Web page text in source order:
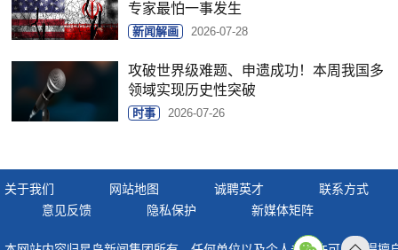
专家最怕一事发生
新闻解画 2026-07-28
攻破世界级难题、申遗成功！本周我国多
领域实现历史性突破
时事 2026-07-26
关于我们 网站地图 诚聘英才
联系方式
意见反馈
隐私保护 新媒体矩阵